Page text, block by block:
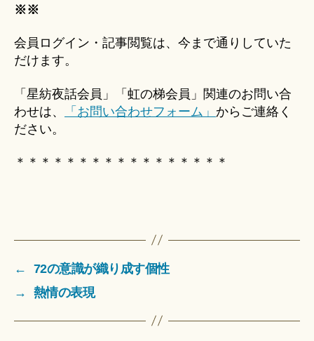
※※
会員ログイン・記事閲覧は、今まで通りしていた
だけます。
「星紡夜話会員」「虹の梯会員」関連のお問い合
わせは、
「お問い合わせフォーム」 からご連絡く
ださい。
＊＊＊＊＊＊＊＊＊＊＊＊＊＊＊＊＊
←
72の意識が織り成す個性
→
熱情の表現